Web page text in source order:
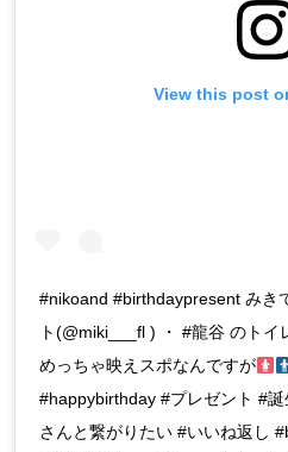
View this post
#nikoand #birthdaypresent みき
ト(@miki___fl ) ・ #龍谷 のト
めっちゃ映えスポなんですが
#happybirthday #プレゼント #
さんと繋がりたい #いいね返し